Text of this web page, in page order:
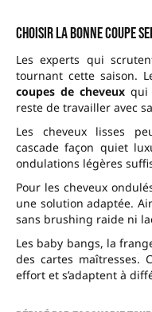
Choisir la bonne coupe
Les experts qui
tournant cette saison.
coupes de cheveux qui
reste de travailler avec
Les cheveux lisses
cascade façon quiet
ondulations légères
Pour les cheveux
une solution adaptée.
sans brushing raide ni
Les baby bangs, la
des cartes maîtresses.
effort et s’adaptent à